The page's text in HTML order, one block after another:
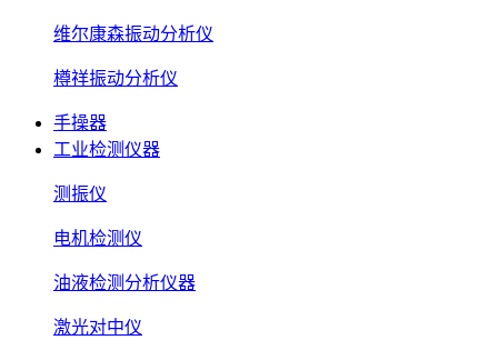
维尔康森振动分析仪
樽祥振动分析仪
手操器
工业检测仪器
测振仪
电机检测仪
油液检测分析仪器
激光对中仪